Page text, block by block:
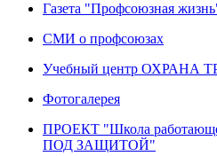
Газета "Профсоюзная
СМИ о профсоюзах
Учебный центр ОХРАНА
Фотогалерея
ПРОЕКТ "Школа
ПОД ЗАЩИТОЙ"